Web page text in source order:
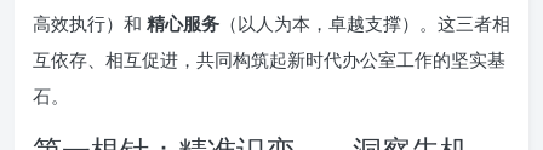
高效执行）和 精心服务 （以人为本，卓越支撑）。这三者相
互依存、相互促进，共同构筑起新时代办公室工作的坚实基
石。